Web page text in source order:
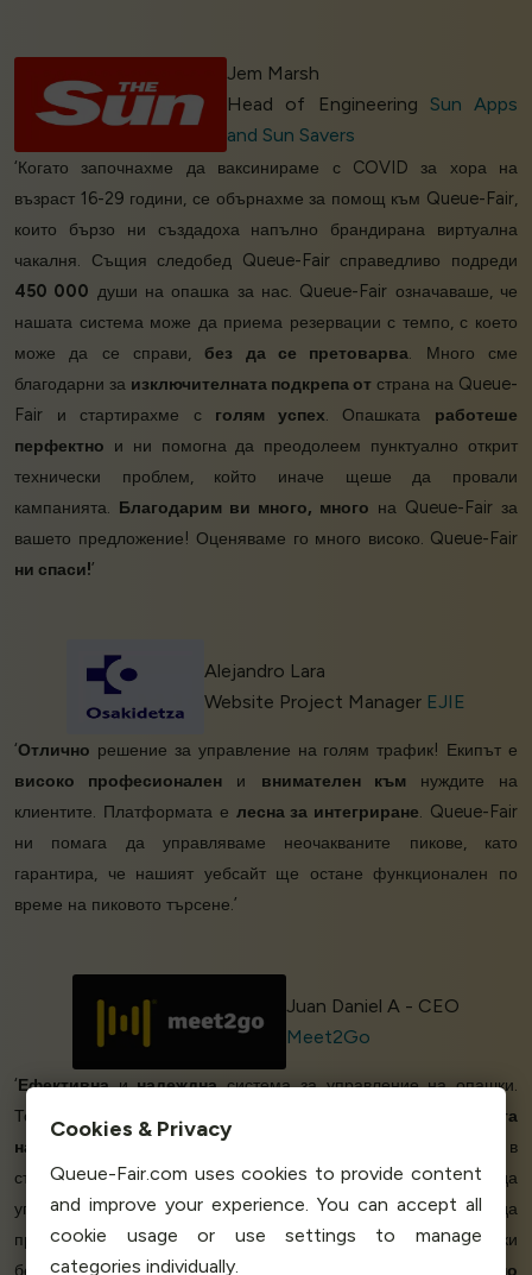
Jem Marsh
Head of Engineering Sun Apps
and Sun Savers
‘Когато започнахме да ваксинираме с COVID за хора на
възраст 16-29 години, се обърнахме за помощ към Queue-Fair,
които бързо ни създадоха напълно брандирана виртуална
чакалня. Същия следобед Queue-Fair справедливо подреди
450 000 души на опашка за нас. Queue-Fair означаваше, че
нашата система може да приема резервации с темпо, с което
може да се справи, без да се претоварва. Много сме
благодарни за изключителната подкрепа от страна на Queue-
Fair и стартирахме с голям успех. Опашката работеше
перфектно и ни помогна да преодолеем пунктуално открит
технически проблем, който иначе щеше да провали
кампанията. Благодарим ви много, много на Queue-Fair за
вашето предложение! Оценяваме го много високо. Queue-Fair
ни спаси!’
Alejandro Lara
Website Project Manager EJIE
‘Отлично решение за управление на голям трафик! Екипът е
високо професионален и внимателен къмнуждите на
клиентите. Платформата е лесна за интегриране. Queue-Fair
ни помага да управляваме неочакваните пикове, като
гарантира, че нашият уебсайт ще остане функционален по
време на пиковото търсене.’
Juan Daniel A - CEO
Meet2Go
‘Ефективнаинадежднасистема за управление на опашки.
Това, което най-много отличава Queue-Fair, е нейната
лекота
на използване
и
в
съществуващата ни платформа. Тя ни помогна да
управляваме широкомащабни скокове на трафика, без да
причиняваме прекъсвания или смущения, осигурявайки
безпроблемно потребителско изживяване.
Данните в реално
Cookies & Privacy
Queue-Fair.com uses cookies to provide content
and improve your experience. You can accept all
cookie usage or use settings to manage
categories individually.